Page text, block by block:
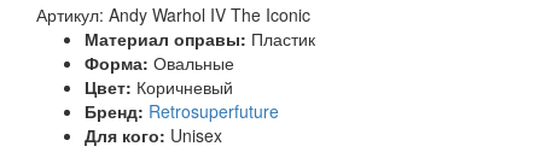
Артикул: Andy Warhol IV The Iconic
Материал оправы: Пластик
Форма: Овальные
Цвет: Коричневый
Бренд: Retrosuperfuture
Для кого: Unisex